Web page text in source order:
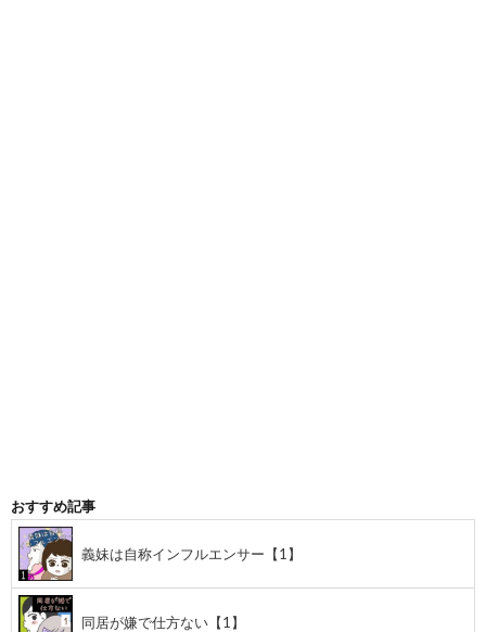
おすすめ記事
義妹は自称インフルエンサー【1】
同居が嫌で仕方ない【1】